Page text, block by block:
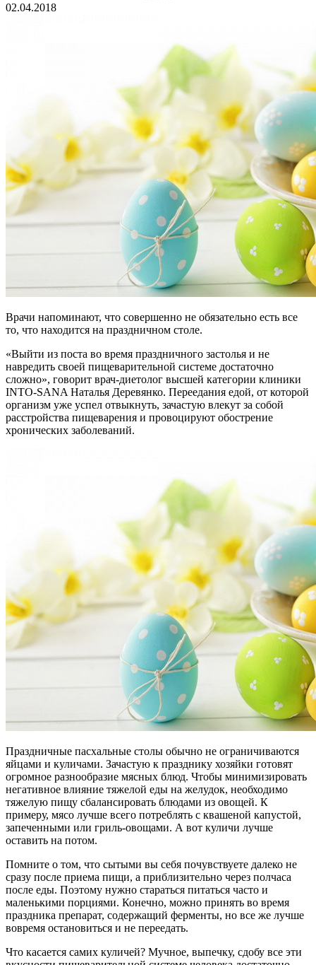
02.04.2018
Врачи напоминают, что совершенно не обязательно есть все
то, что находится на праздничном столе.
«Выйти из поста во время праздничного застолья и не
навредить своей пищеварительной системе достаточно
сложно», говорит врач-диетолог высшей категории клиники
INTO-SANA Наталья Деревянко. Переедания едой, от которой
организм уже успел отвыкнуть, зачастую влекут за собой
расстройства пищеварения и провоцируют обострение
хронических заболеваний.
Праздничные пасхальные столы обычно не ограничиваются
яйцами и куличами. Зачастую к празднику хозяйки готовят
огромное разнообразие мясных блюд. Чтобы минимизировать
негативное влияние тяжелой еды на желудок, необходимо
тяжелую пищу сбалансировать блюдами из овощей. К
примеру, мясо лучше всего потреблять с квашеной капустой,
запеченными или гриль-овощами. А вот куличи лучше
оставить на потом.
Помните о том, что сытыми вы себя почувствуете далеко не
сразу после приема пищи, а приблизительно через полчаса
после еды. Поэтому нужно стараться питаться часто и
маленькими порциями. Конечно, можно принять во время
праздника препарат, содержащий ферменты, но все же лучше
вовремя остановиться и не переедать.
Что касается самих куличей? Мучное, выпечку, сдобу все эти